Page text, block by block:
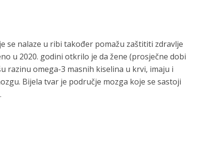
se nalaze u ribi također pomažu zaštititi zdravlje
u 2020. godini otkrilo je da žene (prosječne dobi
razinu omega-3 masnih kiselina u krvi, imaju i
Bijela tvar je područje mozga koje se sastoji